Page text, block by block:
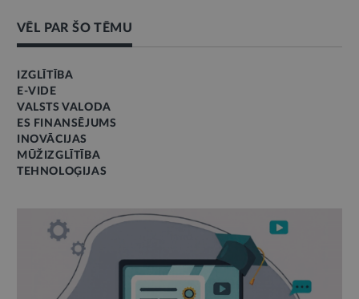
VĒL PAR ŠO TĒMU
IZGLĪTĪBA
E-VIDE
VALSTS VALODA
ES FINANSĒJUMS
INOVĀCIJAS
MŪŽIZGLĪTĪBA
TEHNOLOĢIJAS